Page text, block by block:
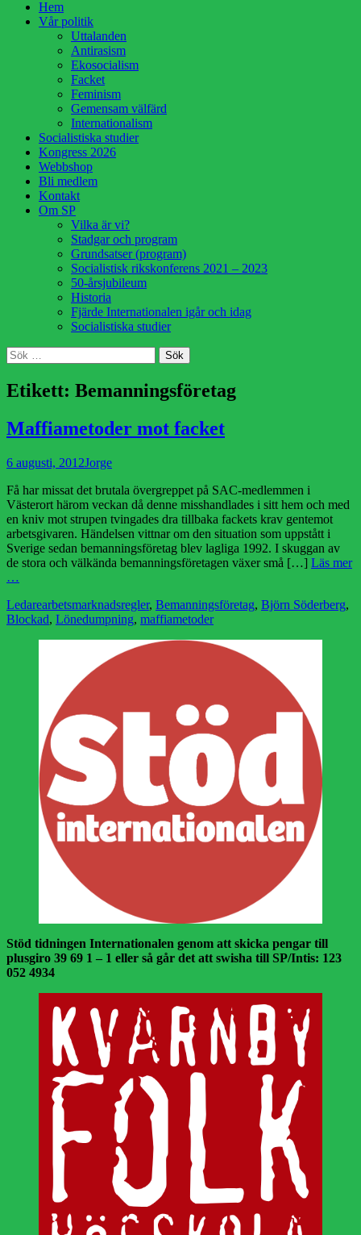
HoppaHem
Vår politik
Uttalanden
Antirasism
Ekosocialism
Facket
Feminism
Gemensam välfärd
Internationalism
Socialistiska studier
Kongress 2026
Webbshop
Bli medlem
Kontakt
Om SP
Vilka är vi?
Stadgar och program
Grundsatser (program)
Socialistisk rikskonferens 2021 – 2023
50-årsjubileum
Historia
Fjärde Internationalen igår och idag
Socialistiska studier
Sök
Sök
efter:
Etikett: Bemanningsföretag
Maffiametoder mot facket
Publicerad
6 augusti, 2012Författare
Jorge
Få har missat det brutala övergreppet på SAC-medlemmen i
Västerort härom veckan då denne misshandlades i sitt hem och med
en kniv mot strupen tvingades dra tillbaka fackets krav gentemot
arbetsgivaren. Händelsen vittnar om den situation som uppstått i
Sverige sedan bemanningsföretag blev lagliga 1992. I skuggan av
de stora och välkända bemanningsföretagen växer små […] Läs mer
…
Kategorier
LedareEtiketter
arbetsmarknadsregler, Bemanningsföretag, Björn Söderberg,
Blockad, Lönedumpning, maffiametoder
Stöd tidningen Internationalen genom att skicka pengar till
plusgiro 39 69 1 – 1 eller så går det att swisha till SP/Intis: 123
052 4934